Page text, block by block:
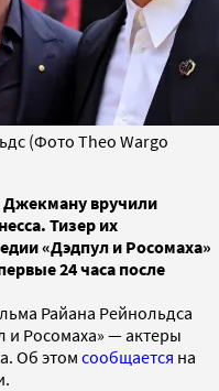
(Фото Theo Wargo
Джекману вручили
Тизер их
«Дэдпул и Росомаха»
24 часа после
Райана Рейнольдса
Росомаха» — актеры
Об этом сообщается на